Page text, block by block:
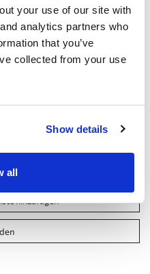
your use of our site with
analytics partners who
that you’ve
collected from your use
Show details
all
Größentabelle
hinzufügen